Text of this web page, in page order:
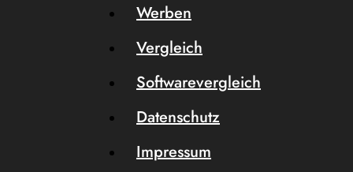
Werben
Vergleich
Softwarevergleich
Datenschutz
Impressum